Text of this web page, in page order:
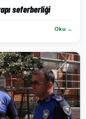
seferberliği
Oku →